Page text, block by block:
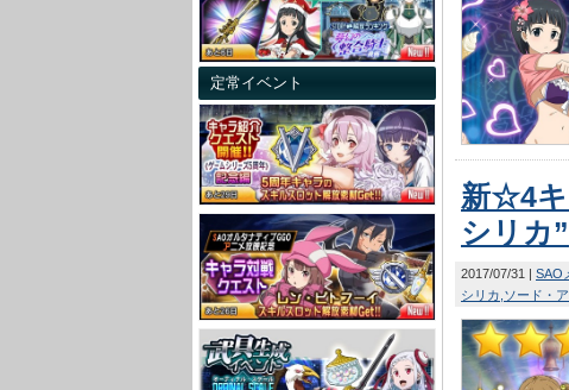
定常イベント
新☆4キ
シリカ
2017/07/31 SAO
シリカ ソード・